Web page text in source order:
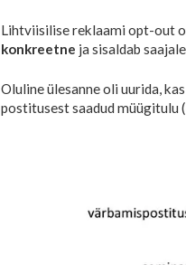
Lihtviisilise reklaami opt-out
konkreetne ja sisaldab
Oluline ülesanne oli uurida,
postitusest saadud